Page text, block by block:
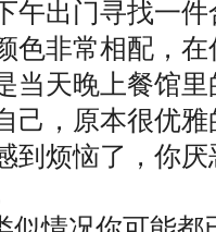
午出门寻找一
色非常相配，
当天晚上餐馆
己，原本很优
到烦恼了，你